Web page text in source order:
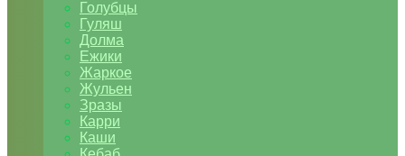
Голубцы
Гуляш
Долма
Ежики
Жаркое
Жульен
Зразы
Карри
Каши